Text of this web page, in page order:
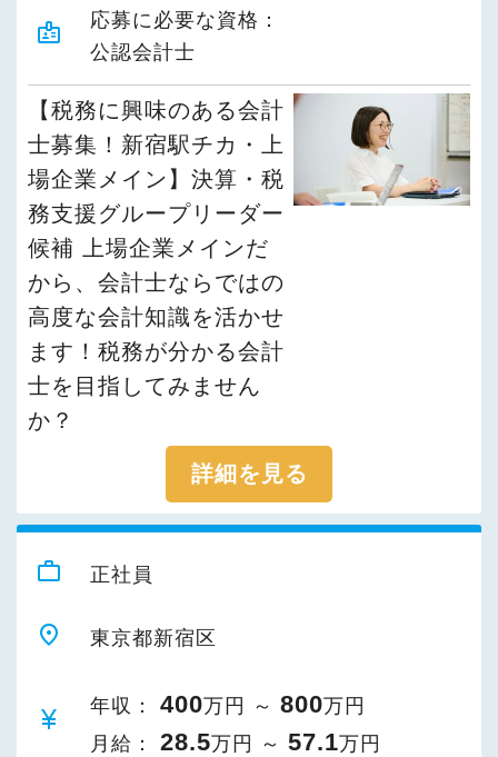
badge
応募に必要な資格：
公認会計士
【税務に興味のある会計
士募集！新宿駅チカ・上
場企業メイン】決算・税
務支援グループリーダー
候補 上場企業メインだ
から、会計士ならではの
高度な会計知識を活かせ
ます！税務が分かる会計
士を目指してみません
か？
詳細を見る
work_outline 正社員
place 東京都新宿区
currency_yen
年収： 400万円 ～ 800万円
月給： 28.5万円 ～ 57.1万円